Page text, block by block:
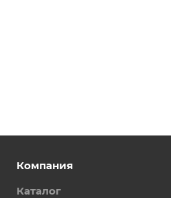
Компания
Каталог